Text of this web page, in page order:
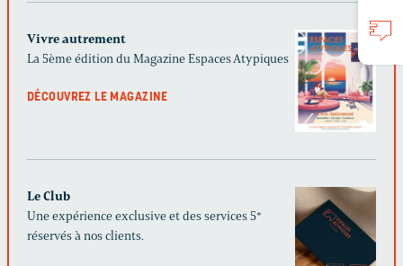
Vivre autrement
La 5ème édition du Magazine Espaces Atypiques
DÉCOUVREZ LE MAGAZINE
Le Club
Une expérience exclusive et des services 5*
réservés à nos clients.